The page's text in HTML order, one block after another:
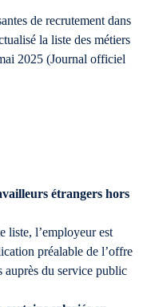
de recrutement dans
la liste des métiers
2025 (Journal officiel
étrangers hors
liste, l’employeur est
préalable de l’offre
auprès du service public